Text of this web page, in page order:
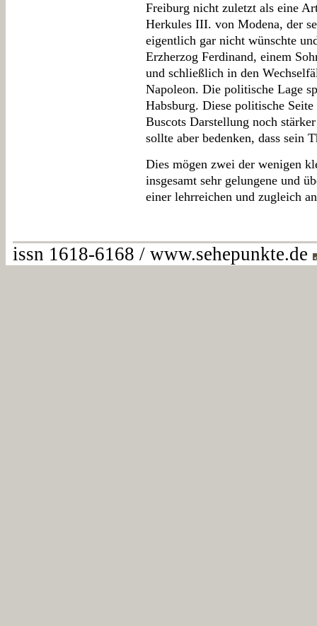
Freiburg nicht zuletzt als eine
Herkules III. von Modena, der
eigentlich gar nicht wünschte
Erzherzog Ferdinand, einem
und schließlich in den
Napoleon. Die politische Lage
Habsburg. Diese politische
Buscots Darstellung noch
sollte aber bedenken, dass sein
Dies mögen zwei der wenigen
insgesamt sehr gelungene und
einer lehrreichen und zugleich
issn 1618-6168 / www.sehepunkte.de